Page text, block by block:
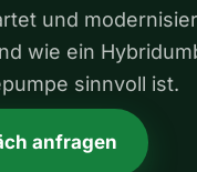
und
wie ein
sinnvoll ist.
anfragen